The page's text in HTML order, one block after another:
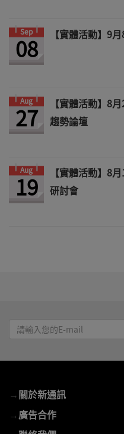
Sep
08 【實體活動】9
Aug
27
【實體活動】8
趨勢論壇
Aug
19
【實體活動】8
研討會
請
輸
E-
mail
→關於新通訊
→廣告合作